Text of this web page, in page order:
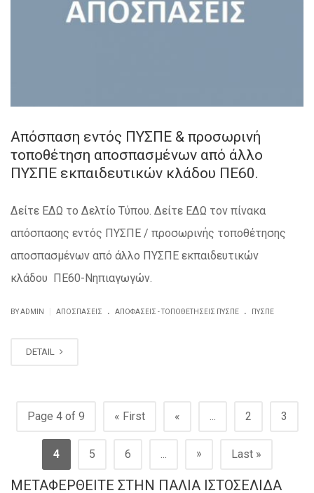
Απόσπαση εντός ΠΥΣΠΕ & προσωρινή
τοποθέτηση αποσπασμένων από άλλο
ΠΥΣΠΕ εκπαιδευτικών κλάδου ΠΕ60.
Δείτε ΕΔΩ το Δελτίο Τύπου. Δείτε ΕΔΩ τον πίνακα
απόσπασης εντός ΠΥΣΠΕ / προσωρινής τοποθέτησης
αποσπασμένων από άλλο ΠΥΣΠΕ εκπαιδευτικών
κλάδου ΠΕ60-Νηπιαγωγών.
BY ADMIN ΑΠΟΣΠΆΣΕΙΣ . ΑΠΟΦΆΣΕΙΣ - ΤΟΠΟΘΕΤΉΣΕΙΣ ΠΥΣΠΕ . ΠΥΣΠΕ
DETAIL
Page 4 of 9 « First « ... 2 3
4 5 6 ... » Last »
ΜΕΤΑΦΕΡΘΕΊΤΕ ΣΤΗΝ ΠΑΛΙΆ ΙΣΤΟΣΕΛΊΔΑ